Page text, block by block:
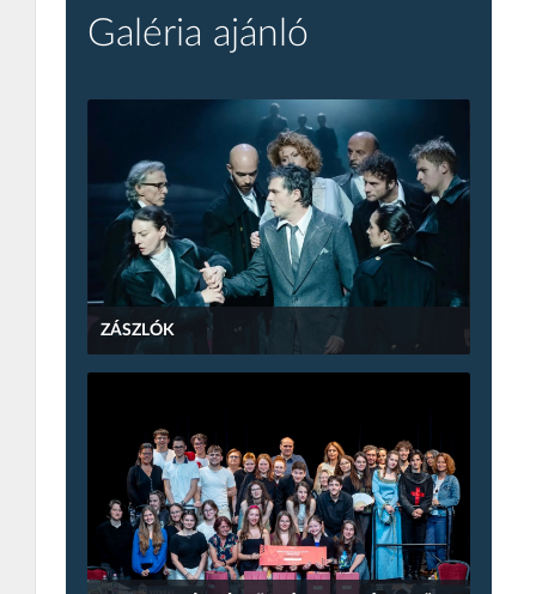
Galéria ajánló
ZÁSZLÓK